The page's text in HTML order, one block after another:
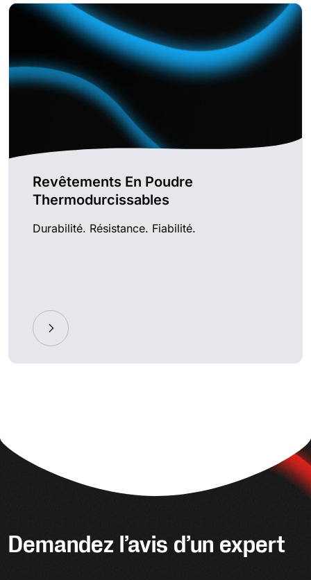
Revêtements En Poudre
Thermodurcissables
Durabilité. Résistance. Fiabilité.
Demandez l’avis d’un expert